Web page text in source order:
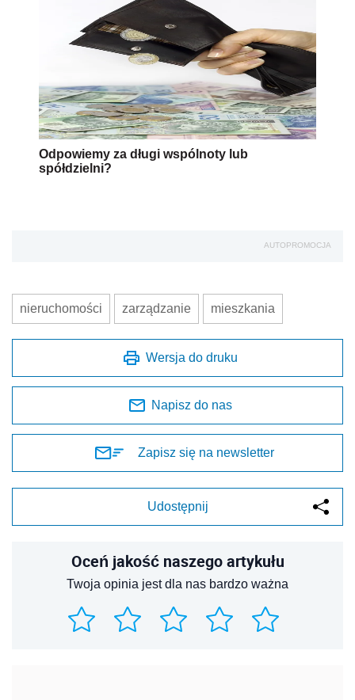
Odpowiemy za długi wspólnoty lub
spółdzielni?
AUTOPROMOCJA
nieruchomości zarządzanie mieszkania
Wersja do druku
Napisz do nas
Zapisz się na newsletter
Udostępnij
Oceń jakość naszego artykułu
Twoja opinia jest dla nas bardzo ważna